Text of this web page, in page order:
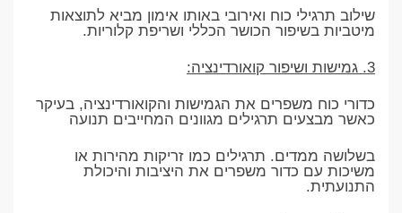
שילוב תרגילי כוח ואירובי באותו אימון מביא לתוצאות
מיטביות בשיפור הכושר הכללי ושריפת קלוריות.
3. גמישות ושיפור קואורדינציה:
כדורי כוח משפרים את הגמישות והקואורדינציה, בעיקר
כאשר מבצעים תרגילים מגוונים המחייבים תנועה
בשלושה ממדים. תרגילים כמו זריקות מהירות או
משיכות עם כדור משפרים את היציבות והיכולת
התנועתית.